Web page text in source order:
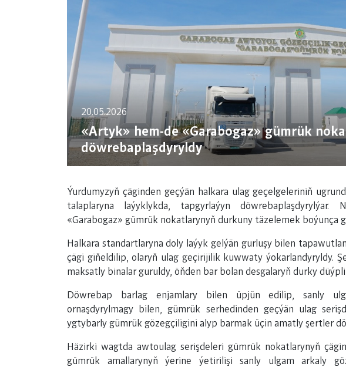
20.05.2026
«Artyk» hem-de «Garabogaz» gümrük
döwrebaplaşdyryldy
Ýurdumyzyň çäginden geçýän halkara ulag geçelgeleriniň
talaplaryna laýyklykda, tapgyrlaýyn
«Garabogaz» gümrük nokatlarynyň durkuny täzelemek boýunça
Halkara standartlaryna doly laýyk gelýän gurluşy bilen
çägi giňeldilip, olaryň ulag geçirijilik kuwwaty ýokarlandyryldy.
maksatly binalar guruldy, öňden bar bolan desgalaryň durky
Döwrebap barlag enjamlary bilen üpjün edilip, sanly
ornaşdyrylmagy bilen, gümrük serhedinden geçýän ulag
ygtybarly gümrük gözegçiligini alyp barmak üçin amatly şertler
Häzirki wagtda awtoulag serişdeleri gümrük nokatlarynyň
gümrük amallarynyň ýerine ýetirilişi sanly ulgam arkaly